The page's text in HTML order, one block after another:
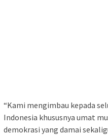
“Kami mengimbau kepada
Indonesia khususnya umat
demokrasi yang damai